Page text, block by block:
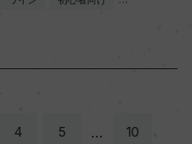
4 5 … 10